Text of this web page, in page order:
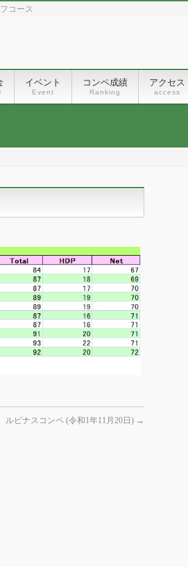
コース
イベント
Event
コンペ成績
Ranking
アクセス
access
ピナスコンペ (令和1年11月20日) →